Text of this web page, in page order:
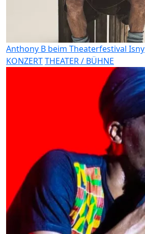
Anthony B beim Theaterfestival Isny
KONZERTTHEATER / BÜHNE